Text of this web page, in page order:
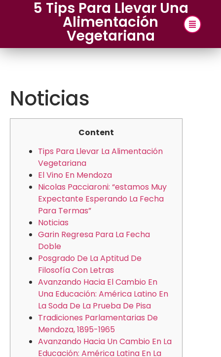
5 Tips Para Llevar Una
Alimentación
Vegetariana
Noticias
Content
Tips Para Llevar La Alimentación
Vegetariana
El Vino En Mendoza
Nicolas Pacciaroni: “estamos Muy
Expectante Esperando La Fecha
Para Termas”
Noticias
Garin Regresa Para La Fecha
Doble
Posgrado De La Aptitud De
Filosofía Con Letras
Avanzando Hacia El Cambio En
Una Educación: América Latino En
La Soda De La Prueba De Pisa
Tradiciones Parlamentarias De
Mendoza, 1895-1965
Avanzando Hacia Un Cambio En La
Educación: América Latina En La